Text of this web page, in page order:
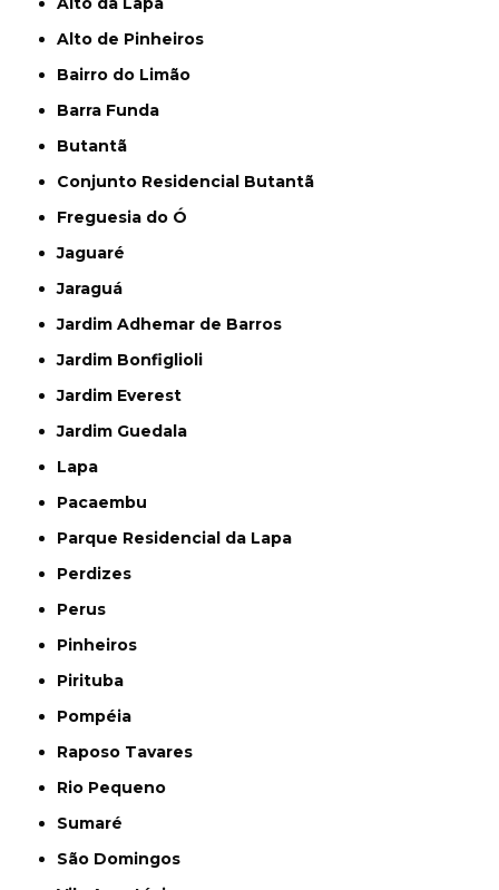
Alto de Pinheiros
Bairro do Limão
Barra Funda
Butantã
Conjunto Residencial Butantã
Freguesia do Ó
Jaguaré
Jaraguá
Jardim Adhemar de Barros
Jardim Bonfiglioli
Jardim Everest
Jardim Guedala
Lapa
Pacaembu
Parque Residencial da Lapa
Perdizes
Perus
Pinheiros
Pirituba
Pompéia
Raposo Tavares
Rio Pequeno
Sumaré
São Domingos